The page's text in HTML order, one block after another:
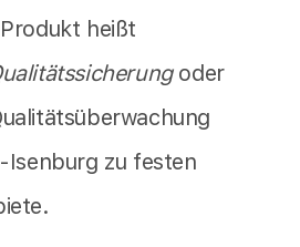
heißt
oder
Isenburg zu festen